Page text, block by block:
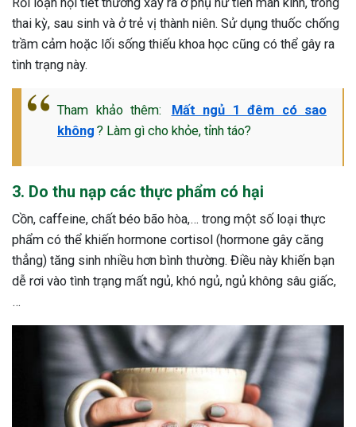
thai kỳ, sau sinh và ở trẻ vị thành niên. Sử dụng thuốc chống
trầm cảm hoặc lối sống thiếu khoa học cũng có thể gây ra
tình trạng này.
Tham khảo thêm:
Mất ngủ 1 đêm có sao
không ? Làm gì cho khỏe, tỉnh táo?
3. Do thu nạp các thực phẩm có hại
Cồn, caffeine, chất béo bão hòa,… trong một số loại thực
phẩm có thể khiến hormone cortisol (hormone gây căng
thẳng) tăng sinh nhiều hơn bình thường. Điều này khiến bạn
dễ rơi vào tình trạng mất ngủ, khó ngủ, ngủ không sâu giấc,
…